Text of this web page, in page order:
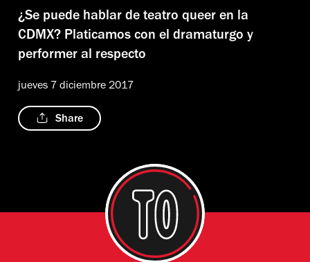
¿Se puede hablar de teatro queer en la
CDMX? Platicamos con el dramaturgo y
performer al respecto
jueves 7 diciembre 2017
Share